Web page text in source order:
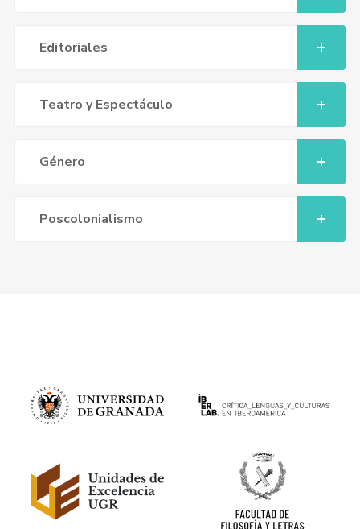
Editoriales
Teatro y Espectáculo
Género
Poscolonialismo